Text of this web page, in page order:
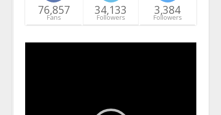
76,857
Fans
34,133
Followers
3,384
Followers